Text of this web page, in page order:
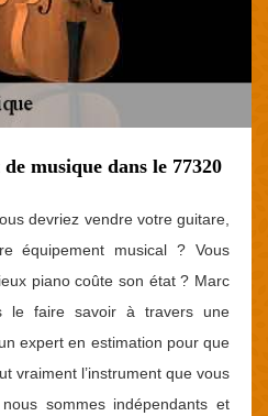
musique dans le 77320
devriez vendre votre guitare,
équipement musical ? Vous
piano coûte son état ? Marc
le faire savoir à travers une
expert en estimation pour que
vraiment l’instrument que vous
sommes indépendants et